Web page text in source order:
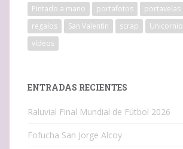
Pintado a mano portafotos portavelas
regalos
San Valentín scrap Unicornio
vídeos
ENTRADAS RECIENTES
Raluvial Final Mundial de Fútbol 2026
Fofucha San Jorge Alcoy